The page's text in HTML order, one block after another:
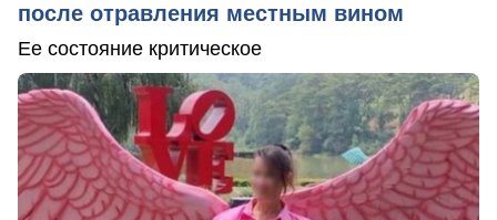
после отравления местным вином
Ее состояние критическое